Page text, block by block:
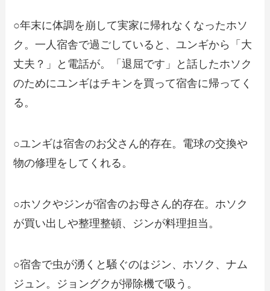
○年末に体調を崩して実家に帰れなくなったホソ
ク。一人宿舎で過ごしていると、ユンギから「大
丈夫？」と電話が。「退屈です」と話したホソク
のためにユンギはチキンを買って宿舎に帰ってく
る。
○ユンギは宿舎のお父さん的存在。電球の交換や
物の修理をしてくれる。
○ホソクやジンが宿舎のお母さん的存在。ホソク
が買い出しや整理整頓、ジンが料理担当。
○宿舎で虫が湧くと騒ぐのはジン、ホソク、ナム
ジュン。ジョングクが掃除機で吸う。